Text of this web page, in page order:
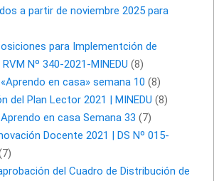
a partir de noviembre 2025 para
para Implementción de
Nº 340-2021-MINEDU (8)
en casa» semana 10 (8)
del Plan Lector 2021 | MINEDU (8)
en casa Semana 33 (7)
Docente 2021 | DS Nº 015-
del Cuadro de Distribución de